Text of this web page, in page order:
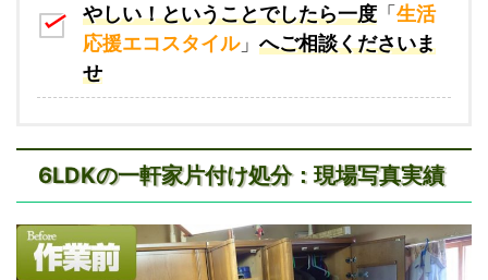
やしい！ということでしたら一度 「生活
応援エコスタイル」 へご相談くださいま
せ
6LDKの一軒家片付け処分：現場写真実績